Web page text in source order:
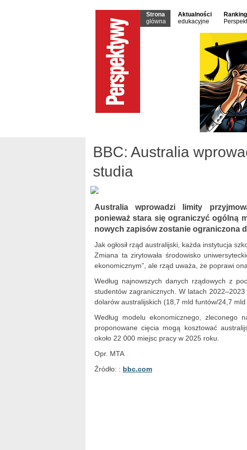
Strona
główna
Aktualności
edukacyjne
BBC: Australia
studia
Australia wprowadzi limity
ponieważ stara się ograniczyć ogólną
nowych zapisów zostanie ograniczona
Jak ogłosił rząd australijski, każda instytucja
Zmiana ta zirytowała środowisko
ekonomicznym”, ale rząd uważa, że poprawi
Według najnowszych danych rządowych z
studentów zagranicznych. W latach
dolarów australijskich (18,7 mld funtów/24,7
Według modelu ekonomicznego, zleconego
proponowane cięcia mogą kosztować
około 22 000 miejsc pracy w 2025 roku.
Opr. MTA
Źródło: : bbc.com